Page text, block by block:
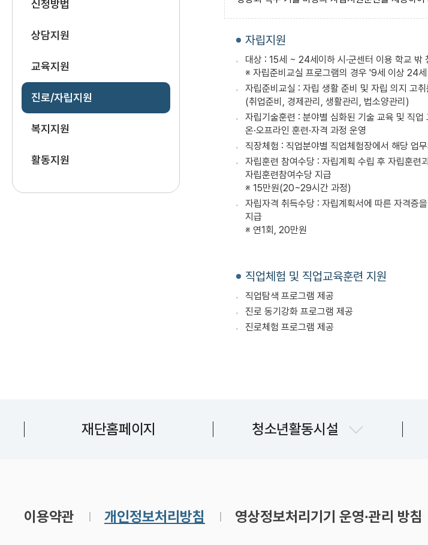
신청방법
상담지원
교육지원
진로/자립지원
복지지원
활동지원
자립지원
대상 : 15세 ~ 24세이하 시·군센터 이용 학교 밖
※ 자립준비교실 프로그램의 경우 '9세 이상 24
자립준비교실 : 자립 생활 준비 및 자립 의지 고
(취업준비, 경제관리, 생활관리, 법소양관리)
자립기술훈련 : 분야별 심화된 기술 교육 및 직업
온·오프라인 훈련·자격 과정 운영
직장체험 : 직업분야별 직업체험장에서 해당 업
자립훈련 참여수당 : 자립계획 수립 후 자립훈련
자립훈련참여수당 지급
※ 15만원(20~29시간 과정)
자립자격 취득수당 : 자립계획서에 따른 자격증
지급
※ 연1회, 20만원
직업체험 및 직업교육훈련 지원
직업탐색 프로그램 제공
진로 동기강화 프로그램 제공
진로체험 프로그램 제공
재단홈페이지 청소년활동시설
이용약관 개인정보처리방침 영상정보처리기기 운영∙관리 방침